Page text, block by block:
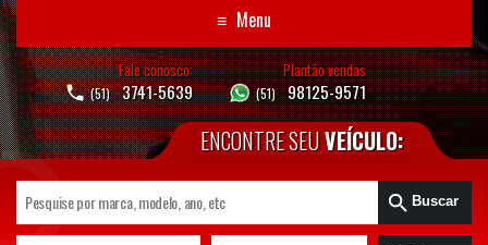
≡ Menu
Fale conosco:
(51) 3741-5639
Plantão vendas
(51) 98125-9571
ENCONTRE SEUVEÍCULO:
Buscar